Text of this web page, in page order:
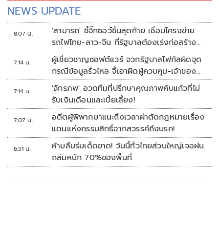
NEWS UPDATE
8:07 น.
'สามารถ' ชี้จิ๊กซอว์ชิ้นสุดท้าย เชื่อมโครงข่าย
รถไฟไทย-ลาว-จีน ที่รัฐบาลต้องเร่งก่อสร้าง
ทันที
7:14 น.
ผู้เชี่ยวชาญซอฟต์แวร์ จวกรัฐบาลโฟกัสผิดจุด
กรณีข้อมูลรั่วไหล จี้เอาผิดผู้ควบคุม-เจ้าของ
ระบบตามกฎหมาย PDPA
7:14 น.
'จักรภพ' อวดทีมที่ปรึกษาคุณภาพคับแก้วที่ไม่
รับเงินเดือนและเบี้ยเลี้ยง!
7:07 น.
อดีตผู้พิพากษาแนะถึงเวลาผ่าตัดกฎหมายเรื่อง
แดนแห่งกรรมสิทธิ์จากสวรรค์ถึงนรก!
6:51 น.
ห้ามลืมร่มเด็ดขาด! วันนี้ทั่วไทยส่วนใหญ่เจอฝน
ถล่มหนัก 70%ของพื้นที่